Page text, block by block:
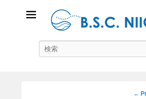
B.S.C Niigata
ビーチスポーツコミュニティ新潟
←